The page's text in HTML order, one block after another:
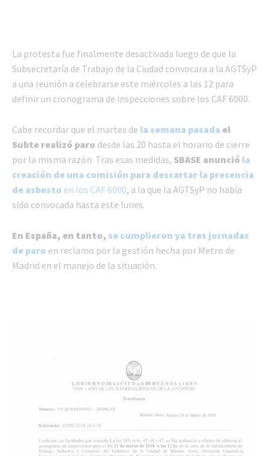
La protesta fue finalmente desactivada luego de que la
Subsecretaría de Trabajo de la Ciudad convocara a la AGTSyP
a una reunión a celebrarse este miércoles a las 12 para
definir un cronograma de inspecciones sobre los CAF 6000.
Cabe recordar que el martes de la semana pasada el
Subte realizó paro desde las 20 hasta el horario de cierre
por la misma razón. Tras esas medidas, SBASE anunció la
creación de una comisión para descartar la presencia
de asbesto en los CAF 6000, a la que la AGTSyP no había
sido convocada hasta este lunes.
En España, en tanto, se cumplieron ya tres jornadas
de paro en reclamo por la gestión hecha por Metro de
Madrid en el manejo de la situación.